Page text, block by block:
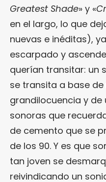
Greatest Shade» y «
en el largo, lo que
nuevas e inéditas),
escarpado y
querían transitar: un
se transita a base
grandilocuencia y de
sonoras que
de cemento que se
de los 90. Y es que
tan joven se
reivindicando un